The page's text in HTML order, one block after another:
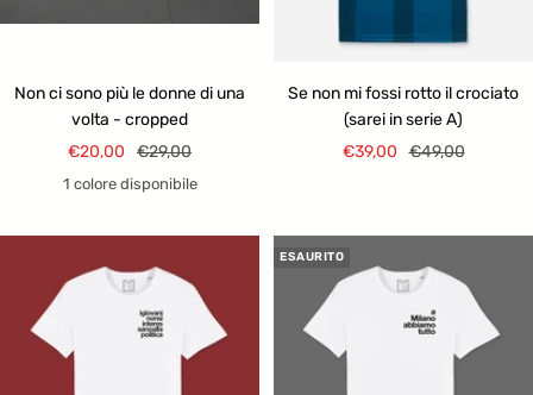
Non ci sono più le donne di una
volta - cropped
Prezzo
di
€20,00
Prezzo
regolare
€29,00
1 colore disponibile
Se non mi fossi rotto il crociato
(sarei in serie A)
Prezzo
€39,00 Prezzo
€49,00
ESAURITO